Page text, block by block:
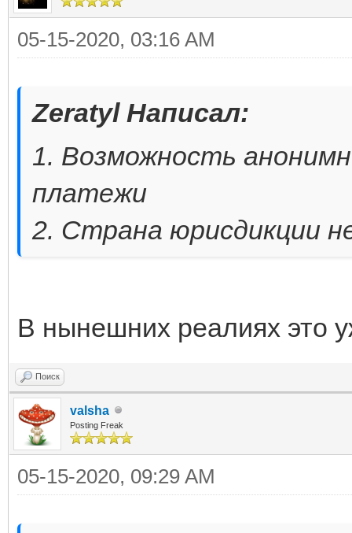
05-15-2020, 03:16 AM
Zeratyl Написал:
1. Возможность
платежи
2. Страна юрисдикции
В нынешних реалиях это
Поиск
valsha
Posting Freak
05-15-2020, 09:29 AM